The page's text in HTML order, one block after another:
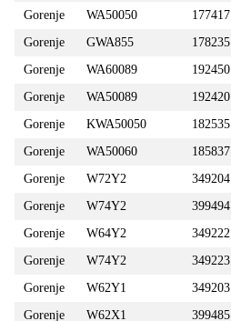
Gorenje
WA50050
177417
Gorenje
GWA855
178235
Gorenje
WA60089
192450
Gorenje
WA50089
192420
Gorenje
KWA50050
182535
Gorenje
WA50060
185837
Gorenje
W72Y2
349204
Gorenje
W74Y2
399494
Gorenje
W64Y2
349222
Gorenje
W74Y2
349223
Gorenje
W62Y1
349203
Gorenje
W62X1
399485